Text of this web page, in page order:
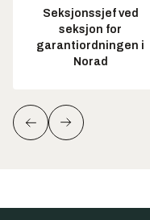
Seksjonssjef ved
seksjon for
garantiordningen i
Norad